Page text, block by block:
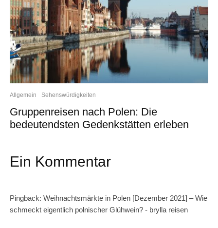
Allgemein Sehenswürdigkeiten
Gruppenreisen nach Polen: Die
bedeutendsten Gedenkstätten erleben
Ein Kommentar
Pingback: Weihnachtsmärkte in Polen [Dezember 2021] – Wie
schmeckt eigentlich polnischer Glühwein? - brylla reisen